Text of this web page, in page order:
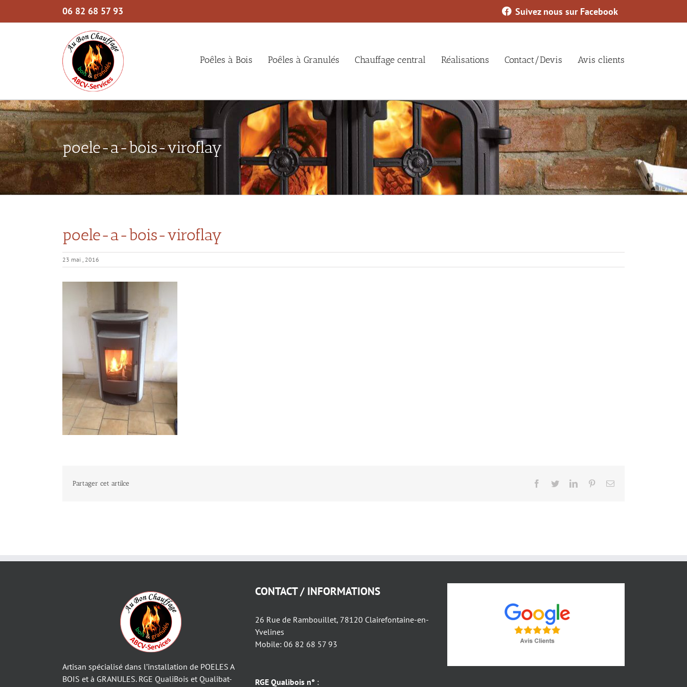
06 82 68 57 93 Suivez nous sur Facebook
Poêles à Bois Poêles à Granulés Chauffage central Réalisations Contact/Devis Avis clients
poele-a-bois-viroflay
poele-a-bois-viroflay
23 mai , 2016
Partager cet artilce Facebook
TwitterLinkedInPinterestEmail
Artisan spécialisé dans l’installation de POELES A
BOIS et à GRANULES. RGE QualiBois et Qualibat-
CONTACT / INFORMATIONS
26 Rue de Rambouillet, 78120 Clairefontaine-en-
Yvelines
Mobile: 06 82 68 57 93
RGE Qualibois n°: